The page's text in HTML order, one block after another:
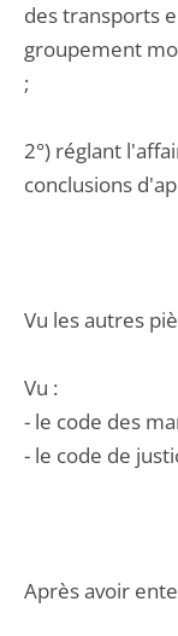
des transports
groupement
;
2°) réglant
conclusions
Vu les autres
Vu :
- le code des
- le code de
Après avoir